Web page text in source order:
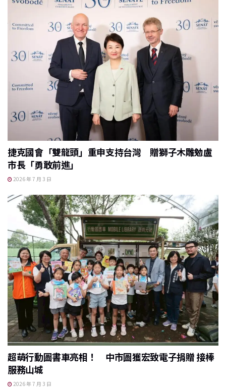
o
o
捷克國會「雙龍頭」重申支持台灣 贈獅子木雕勉盧
市長「勇敢前進」
2026 年 7 月 3 日
超萌行動圖書車亮相！ 中市圖獲宏致電子捐贈 接棒
服務山城
2026 年 7 月 3 日